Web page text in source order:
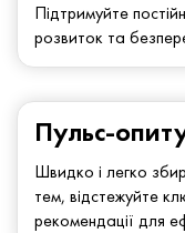
Підтримуйте
розвиток та
Пульс-
Швидко і легко
тем, відстежуйте
рекомендації для